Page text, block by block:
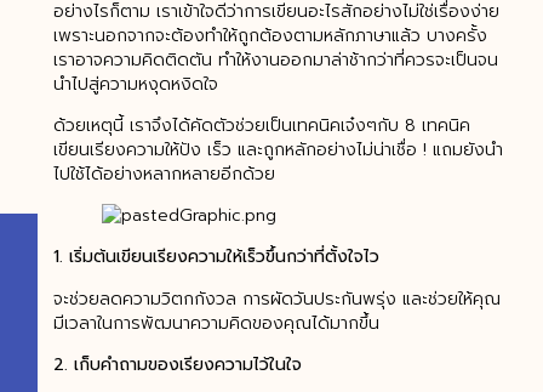
อย่างไรก็ตาม เราเข้าใจดีว่าการเขียนอะไรสักอย่างไม่ใช่เรื่องง่าย
เพราะนอกจากจะต้องทำให้ถูกต้องตามหลักภาษาแล้ว บางครั้ง
เราอาจความคิดติดตัน ทำให้งานออกมาล่าช้ากว่าที่ควรจะเป็นจน
นำไปสู่ความหงุดหงิดใจ
ด้วยเหตุนี้ เราจึงได้คัดตัวช่วยเป็นเทคนิคเจ๋งๆกับ 8 เทคนิค
เขียนเรียงความให้ปัง เร็ว และถูกหลักอย่างไม่น่าเชื่อ ! แถมยังนำ
ไปใช้ได้อย่างหลากหลายอีกด้วย
1. เริ่มต้นเขียนเรียงความให้เร็วขึ้นกว่าที่ตั้งใจไว
จะช่วยลดความวิตกกังวล การผัดวันประกันพรุ่ง และช่วยให้คุณ
มีเวลาในการพัฒนาความคิดของคุณได้มากขึ้น
2. เก็บคำถามของเรียงความไว้ในใจ